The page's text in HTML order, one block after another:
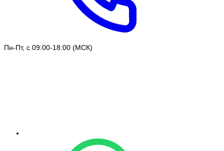
Пн-Пт, с 09:00-18:00 (МСК)